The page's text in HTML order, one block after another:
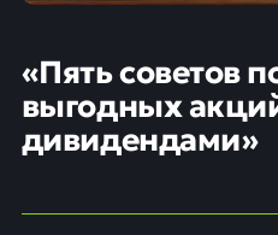
«Пять советов
выгодных
дивидендами»